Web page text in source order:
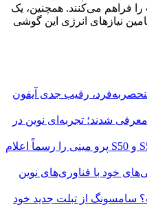
فراهم می‌کنند. همچنین، یک
تامین نیازهای انرژی این گوشی
رقیب جدی آیفون
۱۵ اولترا و ۱۵ پرو معرفی شدند؛ تجربه‌ای نوین در
ویوو تاریخ رونمایی خانواده S50 و S50 پرو مینی را رسماً اعلام
خود با فناوری‌های نوین
سامسونگ از تبلت جدید خود